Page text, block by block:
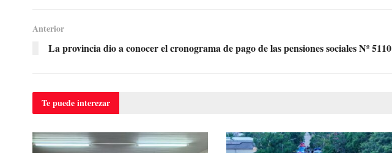
Anterior
La provincia dio a conocer el cronograma de pago de las pensiones sociales Nº 5110
Te puedeinterezar